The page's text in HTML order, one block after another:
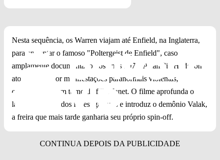
Nesta sequência, os Warren viajam até Enfield, na Inglaterra,
para enfrentar o famoso "Poltergeist de Enfield", caso
amplamente documentado nos anos 1970. A família Hodgson é
atormentada por manifestações paranormais violentas,
especialmente em torno da filha Janet. O filme aprofunda o
lado emocional dos investigadores e introduz o demônio Valak,
a freira que mais tarde ganharia seu próprio spin-off.